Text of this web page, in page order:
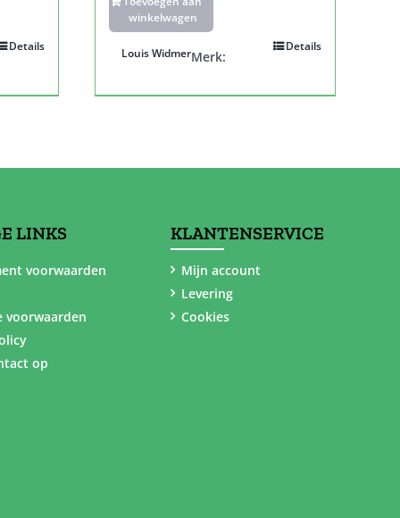
Details
winkelwagen
Details
Merk:
Louis Widmer
LINKS
voorwaarden
voorwaarden
op
KLANTENSERVICE
Mijn account
Levering
Cookies